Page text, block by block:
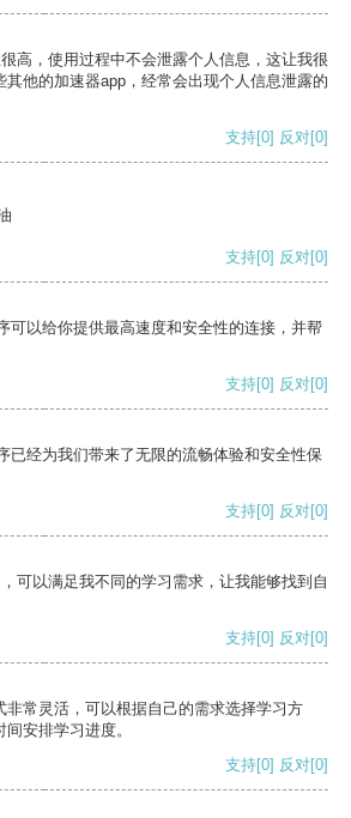
高，使用过程中不会泄露个人信息，这让我很
他的加速器app，经常会出现个人信息泄露的
支持[0] 反对[0]
支持[0] 反对[0]
可以给你提供最高速度和安全性的连接，并帮
支持[0] 反对[0]
已经为我们带来了无限的流畅体验和安全性保
支持[0] 反对[0]
可以满足我不同的学习需求，让我能够找到自
支持[0] 反对[0]
非常灵活，可以根据自己的需求选择学习方
安排学习进度。
支持[0] 反对[0]